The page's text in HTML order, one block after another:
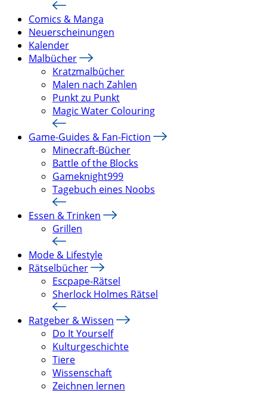
Comics & Manga
Neuerscheinungen
Kalender
Malbücher
Kratzmalbücher
Malen nach Zahlen
Punkt zu Punkt
Magic Water Colouring
Game-Guides & Fan-Fiction
Minecraft-Bücher
Battle of the Blocks
Gameknight999
Tagebuch eines Noobs
Essen & Trinken
Grillen
Mode & Lifestyle
Rätselbücher
Escpape-Rätsel
Sherlock Holmes Rätsel
Ratgeber & Wissen
Do It Yourself
Kulturgeschichte
Tiere
Wissenschaft
Zeichnen lernen